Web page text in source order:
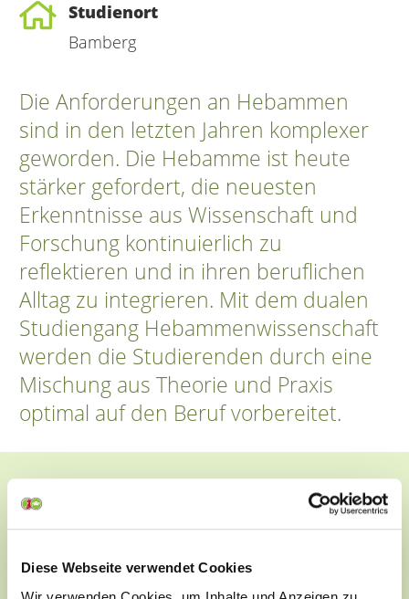
Diese Webseite verwendet Cookies
Studienort
Bamberg
Die Anforderungen an Hebammen
sind in den letzten Jahren komplexer
geworden. Die Hebamme ist heute
stärker gefordert, die neuesten
Erkenntnisse aus Wissenschaft und
Forschung kontinuierlich zu
reflektieren und in ihren beruflichen
Alltag zu integrieren. Mit dem dualen
Studiengang Hebammenwissenschaft
werden die Studierenden durch eine
Mischung aus Theorie und Praxis
optimal auf den Beruf vorbereitet.
Studieninhalte